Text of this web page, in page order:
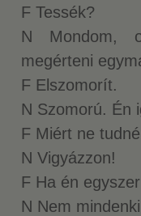
F Tessék?
N Mondom,
megérteni
F Elszomorít.
N Szomorú. Én
F Miért ne
N Vigyázzon!
F Ha én
N Nem